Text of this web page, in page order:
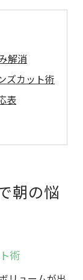
解消
ズカット術
表
ト体験談
カット術
ト特集
密
朝の悩
術